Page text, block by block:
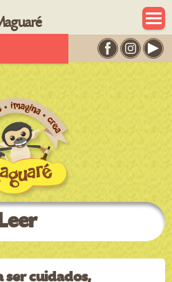
ser cuidados,